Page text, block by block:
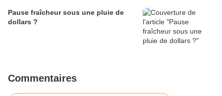
Pause fraîcheur sous une pluie de
dollars ?
Commentaires